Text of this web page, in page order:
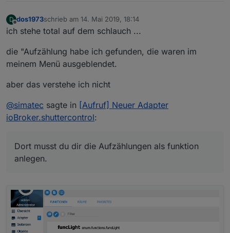
D
Offline
dos1973schrieb am 14. Mai 2019, 18:14
zuletzt editiert von
ich stehe total auf dem schlauch ...
die "Aufzählung habe ich gefunden, die waren im
meinem Menü ausgeblendet.
aber das verstehe ich nicht
@simatec sagte in [Aufruf] Neuer Adapter
ioBroker.shuttercontrol:
Dort musst du dir die Aufzählungen als funktion
anlegen.